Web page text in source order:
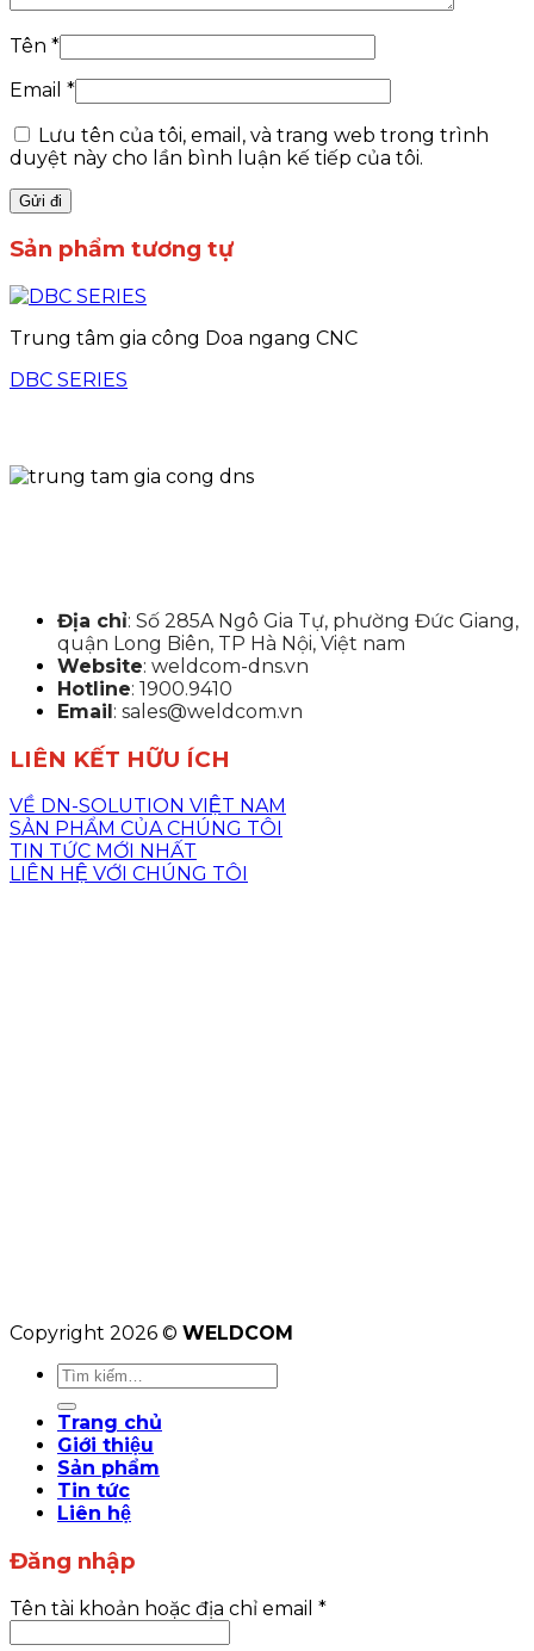
Tên *
Email *
Lưu tên của tôi, email, và trang web trong trình
duyệt này cho lần bình luận kế tiếp của tôi.
Sản phẩm tương tự
Trung tâm gia công Doa ngang CNC
DBC SERIES
Địa chỉ: Số 285A Ngô Gia Tự, phường Đức Giang,
quận Long Biên, TP Hà Nội, Việt nam
Website: weldcom-dns.vn
Hotline: 1900.9410
Email: sales@weldcom.vn
LIÊN KẾT HỮU ÍCH
VỀ DN-SOLUTION VIỆT NAM
SẢN PHẨM CỦA CHÚNG TÔI
TIN TỨC MỚI NHẤT
LIÊN HỆ VỚI CHÚNG TÔI
Copyright 2026 © WELDCOM
Tìm
Trang chủ
Giới thiệu
Sản phẩm
Tin tức
Liên hệ
Đăng nhập
Tên tài khoản hoặc địa chỉ email *